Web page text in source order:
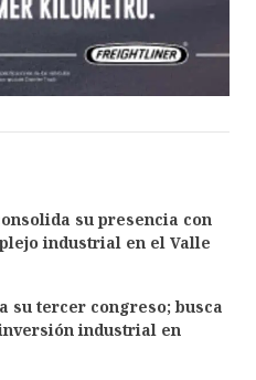
su presencia con
industrial en el Valle
su tercer congreso; busca
industrial en